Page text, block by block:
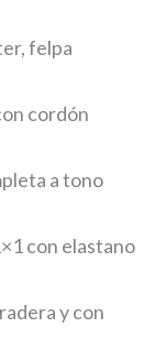
felpa
cordón
a tono
con elastano
y con